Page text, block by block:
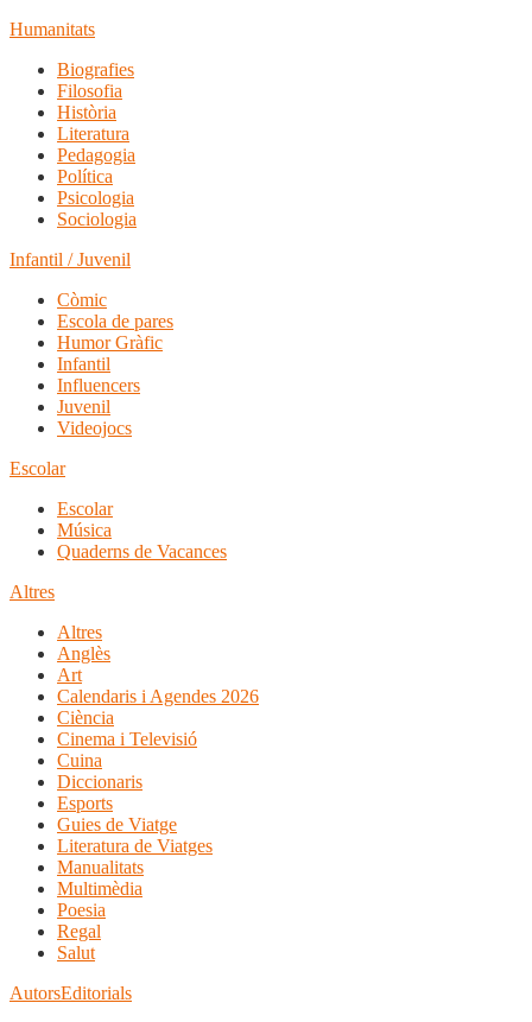
Humanitats
Biografies
Filosofia
Història
Literatura
Pedagogia
Política
Psicologia
Sociologia
Infantil / Juvenil
Còmic
Escola de pares
Humor Gràfic
Infantil
Influencers
Juvenil
Videojocs
Escolar
Escolar
Música
Quaderns de Vacances
Altres
Altres
Anglès
Art
Calendaris i Agendes 2026
Ciència
Cinema i Televisió
Cuina
Diccionaris
Esports
Guies de Viatge
Literatura de Viatges
Manualitats
Multimèdia
Poesia
Regal
Salut
AutorsEditorials